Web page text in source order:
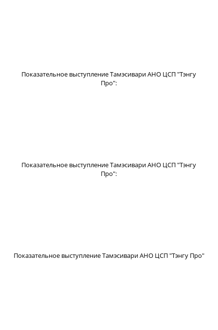
Показательное выступление Тамэсивари АНО ЦСП "Тэнгу
Про":
Показательное выступление Тамэсивари АНО ЦСП "Тэнгу
Про":
Показательное выступление Тамэсивари АНО ЦСП "Тэнгу Про"